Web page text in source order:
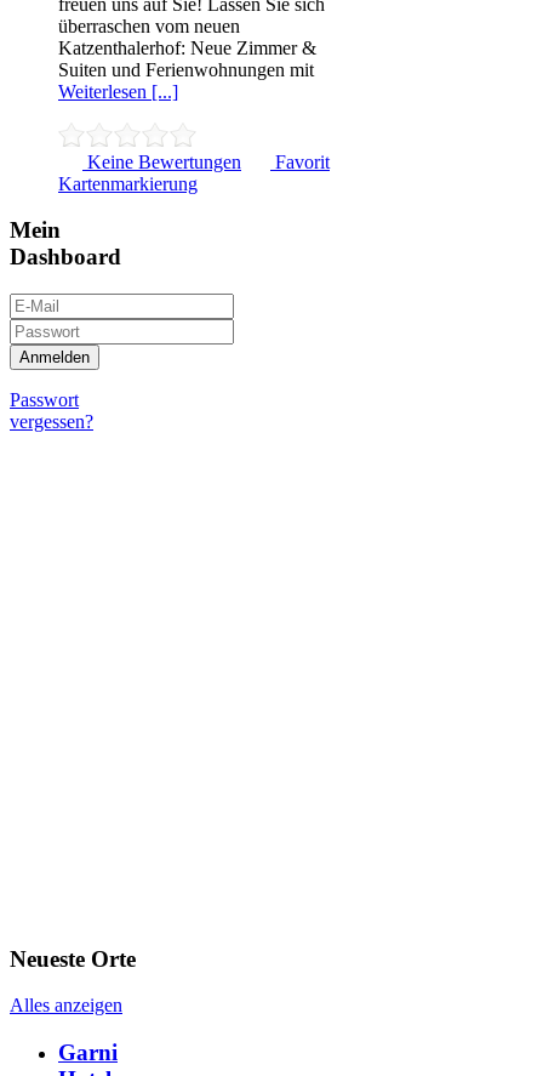
überraschen vom neuen
Katzenthalerhof: Neue Zimmer &
Suiten und Ferienwohnungen mit
Weiterlesen [...]
Keine Bewertungen
Favorit
Kartenmarkierung
Mein
Dashboard
Passwort
vergessen?
Neueste Orte
Alles anzeigen
Garni